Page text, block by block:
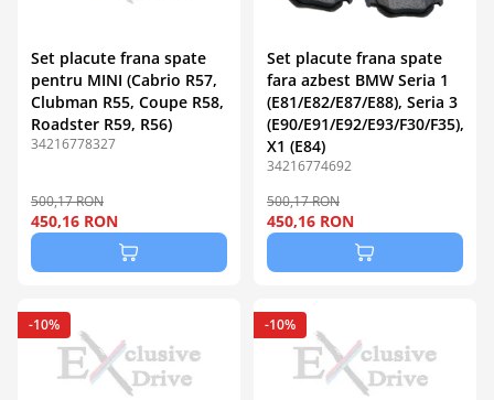
Set placute frana spate
pentru MINI (Cabrio R57,
Clubman R55, Coupe R58,
Roadster R59, R56)
34216778327
500,17 RON
450,16 RON
Set placute frana spate
fara azbest BMW Seria 1
(E81/E82/E87/E88), Seria 3
(E90/E91/E92/E93/F30/F35),
X1 (E84)
34216774692
500,17 RON
450,16 RON
-10% -10%